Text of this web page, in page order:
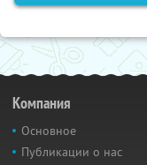
Компания
Основное
Публикации о нас